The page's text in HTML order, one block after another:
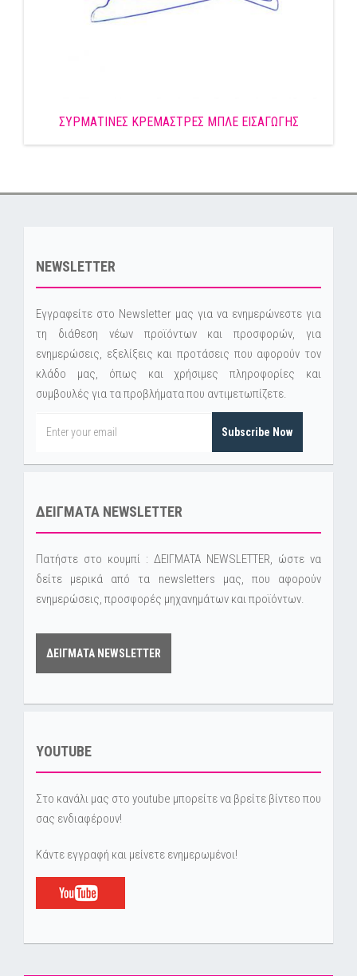
ΣΥΡΜΑΤΙΝΕΣ ΚΡΕΜΑΣΤΡΕΣ ΜΠΛΕ ΕΙΣΑΓΩΓΗΣ
NEWSLETTER
Εγγραφείτε στο Newsletter μας για να ενημερώνεστε για
τη διάθεση νέων προϊόντων και προσφορών, για
ενημερώσεις, εξελίξεις και προτάσεις που αφορούν τον
κλάδο μας, όπως και χρήσιμες πληροφορίες και
συμβουλές για τα προβλήματα που αντιμετωπίζετε.
Subscribe Now
ΔΕΙΓΜΑΤΑ NEWSLETTER
Πατήστε στο κουμπί : ΔΕΙΓΜΑΤΑ NEWSLETTER, ώστε να
δείτε μερικά από τα newsletters μας, που αφορούν
ενημερώσεις, προσφορές μηχανημάτων και προϊόντων.
ΔΕΙΓΜΑΤΑ NEWSLETTER
YOUTUBE
Στο κανάλι μας στο youtube μπορείτε να βρείτε βίντεο που
σας ενδιαφέρουν!
Κάντε εγγραφή και μείνετε ενημερωμένοι!